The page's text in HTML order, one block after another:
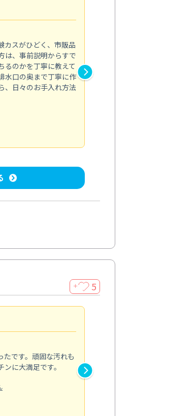
カスがひどく、市販品
は、事前説明からすで
るのかを丁寧に教えて
水口の奥まで丁寧に作
、日々のお手入れ方法
＋ 5
たです。頑固な汚れも
に大満足です。